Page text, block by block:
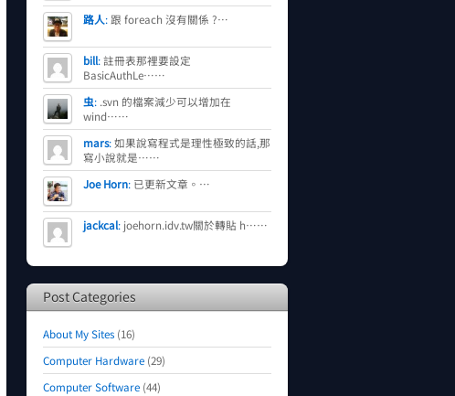
路人: 跟 foreach 沒有關係 ?…
bill:註冊表那裡要設定
BasicAuthLe……
虫: .svn 的檔案減少可以增加在
wind……
mars:如果說寫程式是理性極致的話,那
寫小說就是……
Joe Horn: 已更新文章。…
jackcal: joehorn.idv.tw關於轉貼 h……
Post Categories
About My Sites (16)
Computer Hardware (29)
Computer Software (44)